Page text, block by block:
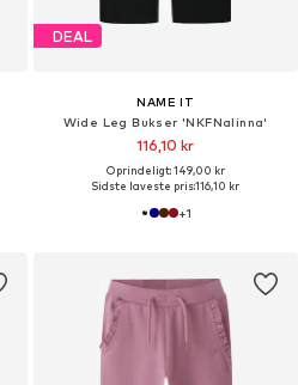
DEAL
NAME IT
Wide Leg Bukser 'NKFNalinna'
116,10 kr
Oprindeligt: 149,00 kr
Sidste laveste pris:116,10 kr
+1